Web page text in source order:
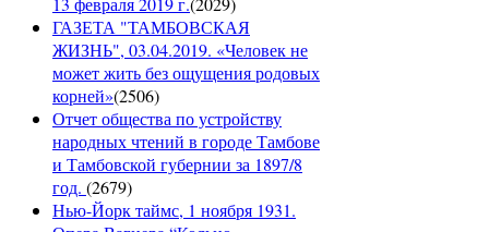
ГАЗЕТА "ТАМБОВСКАЯ
ЖИЗНЬ", 03.04.2019. «Человек не
может жить без ощущения родовых
корней»(2506)
Отчет общества по устройству
народных чтений в городе Тамбове
и Тамбовской губернии за 1897/8
год. (2679)
Нью-Йорк таймс, 1 ноября 1931.